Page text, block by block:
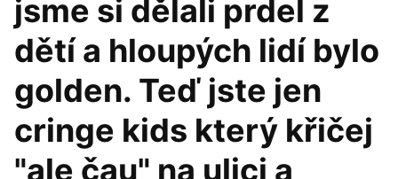
jsme si dělali prdel z
dětí a hloupých lidí bylo
golden. Teď jste jen
cringe kids který křičej
"ale čau" na ulici a